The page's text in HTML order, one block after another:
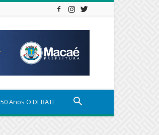
50 Anos O DEBATE